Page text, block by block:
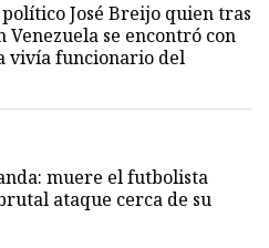
José Breijo quien tras
Venezuela se encontró con
vivía funcionario del
muere el futbolista
ataque cerca de su